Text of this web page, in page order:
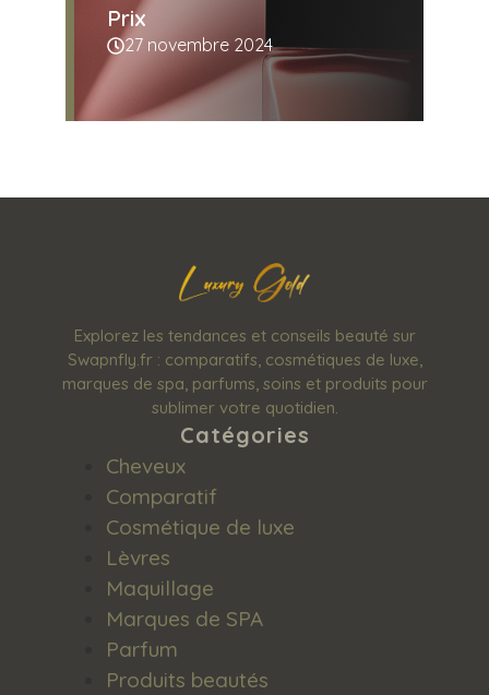
Prix
27 novembre 2024
Explorez les tendances et conseils beauté sur
Swapnfly.fr : comparatifs, cosmétiques de luxe,
marques de spa, parfums, soins et produits pour
sublimer votre quotidien.
Catégories
Cheveux
Comparatif
Cosmétique de luxe
Lèvres
Maquillage
Marques de SPA
Parfum
Produits beautés